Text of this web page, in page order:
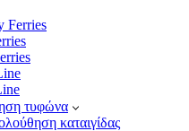
Ferries
τυφώνα
καταιγίδας